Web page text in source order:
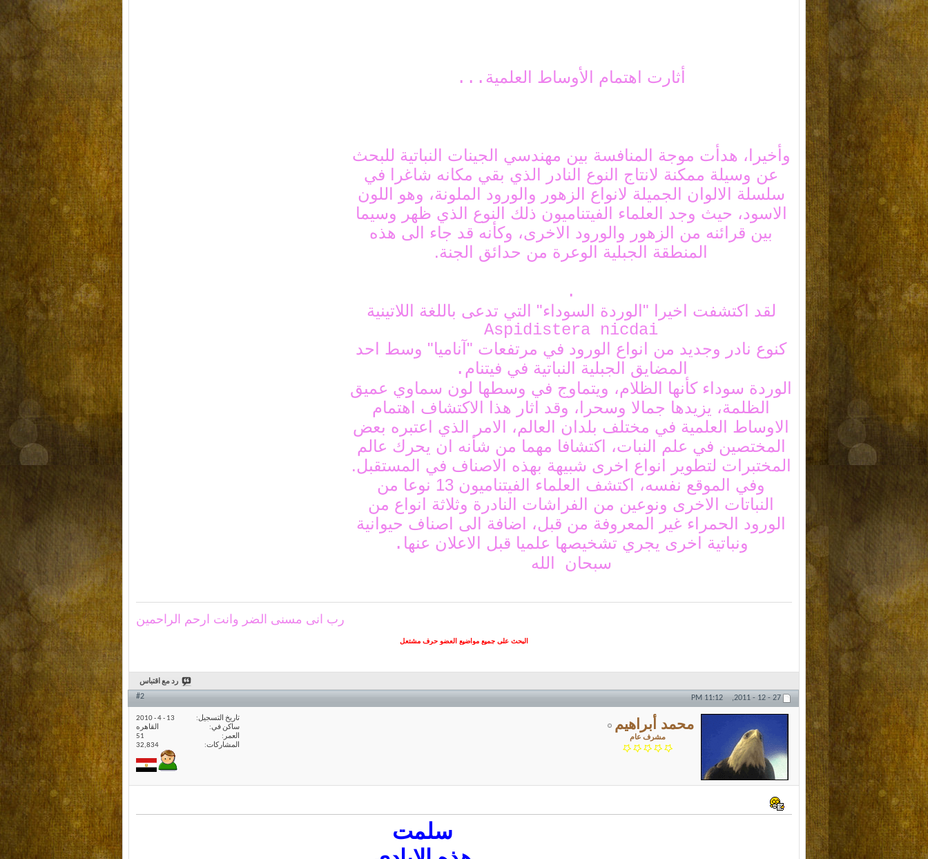
أثارت اهتمام الأوساط العلمية ...
وأخيرا، هدأت موجة المنافسة بين مهندسي الجينات النباتية للبحث
عن وسيلة ممكنة لانتاج النوع النادر الذي بقي مكانه شاغرا في
سلسلة الالوان الجميلة لانواع الزهور والورود الملونة، وهو اللون
الاسود، حيث وجد العلماء الفيتناميون ذلك النوع الذي ظهر وسيما
بين قرائنه من الزهور والورود الاخرى، وكأنه قد جاء الى هذه
المنطقة الجبلية الوعرة من حدائق الجنة.
.
لقد اكتشفت اخيرا "الوردة السوداء" التي تدعى باللغة اللاتينية
Aspidistera nicdai
كنوع نادر وجديد من انواع الورود في مرتفعات "آناميا" وسط احد
المضايق الجبلية النباتية في فيتنام .
الوردة سوداء كأنها الظلام، ويتماوج في وسطها لون سماوي عميق
الظلمة، يزيدها جمالا وسحرا، وقد اثار هذا الاكتشاف اهتمام
الاوساط العلمية في مختلف بلدان العالم، الامر الذي اعتبره بعض
المختصين في علم النبات، اكتشافا مهما من شأنه ان يحرك عالم
المختبرات لتطوير انواع اخرى شبيهة بهذه الاصناف في المستقبل.
وفي الموقع نفسه، اكتشف العلماء الفيتناميون 13 نوعا من
النباتات الاخرى ونوعين من الفراشات النادرة وثلاثة انواع من
الورود الحمراء غير المعروفة من قبل، اضافة الى اصناف حيوانية
ونباتية اخرى يجري تشخيصها علميا قبل الاعلان عنها .
سبحان الله
رب انى مسنى الضر وانت ارحم الراحمين
البحث على جميع مواضيع العضو حرف مشتعل
رد مع اقتباس
27 - 12 - 2011,
11:12 PM
#2
محمد أبراهيم
مشرف عام
تاريخ التسجيل
13 - 4 - 2010
ساكن في
القاهره
العمر
51
المشاركات
32,834
سلمت